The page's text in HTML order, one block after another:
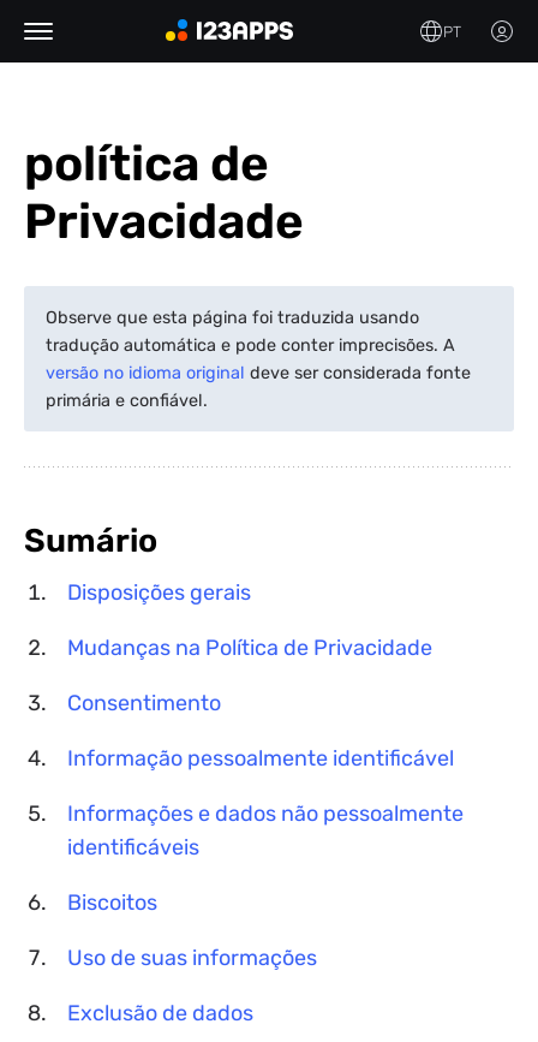
PT
política de
Privacidade
Observe que esta página foi traduzida usando
tradução automática e pode conter imprecisões. A
versão no idioma original deve ser considerada fonte
primária e confiável.
Sumário
Disposições gerais
Mudanças na Política de Privacidade
Consentimento
Informação pessoalmente identificável
Informações e dados não pessoalmente
identificáveis
Biscoitos
Uso de suas informações
Exclusão de dados